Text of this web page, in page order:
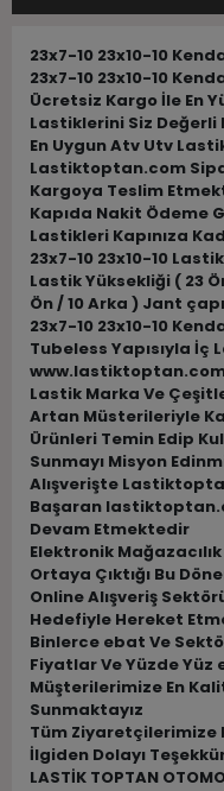
23x7-10 23x10-10
23x7-10 23x10-10
Ücretsiz Kargo İle En
Lastiklerini Siz
En Uygun Atv Utv
Lastiktoptan.com
Kargoya Teslim
Kapıda Nakit Ödeme
Lastikleri Kapınıza
23x7-10 23x10-10
Lastik Yüksekliği ( 23
Ön / 10 Arka ) Jant
23x7-10 23x10-10
Tubeless Yapısıyla İç
www.lastiktoptan.com
Lastik Marka Ve
Artan Müsterileriyle
Ürünleri Temin Edip
Sunmayı Misyon
Alışverişte
Başaran
Devam Etmektedir
Elektronik
Ortaya Çıktığı Bu
Online Alışveriş
Hedefiyle Hereket
Binlerce ebat Ve
Fiyatlar Ve Yüzde
Müşterilerimize En
Sunmaktayız
Tüm Ziyaretçilerimize
İlgiden Dolayı
LASTİK TOPTAN